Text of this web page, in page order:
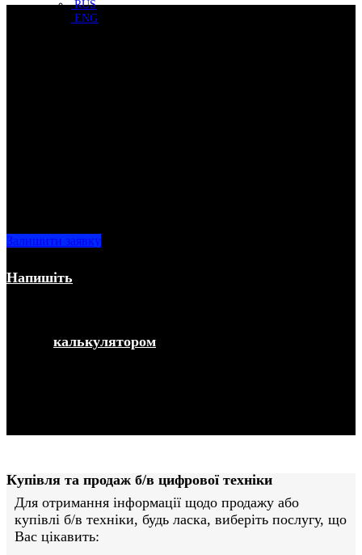
RUS
ENG
Залишити заявку
Напишіть
калькулятором
Купівля та продаж б/в цифрової техніки
Для отримання інформації щодо продажу або
купівлі б/в техніки, будь ласка, виберіть послугу, що
Вас цікавить: